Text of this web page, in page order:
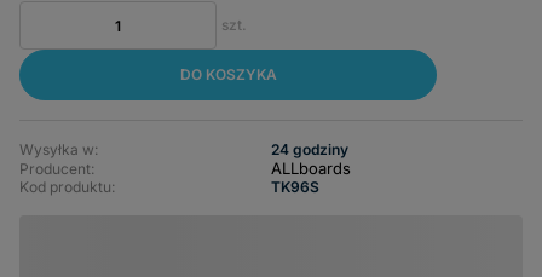
szt.
DO KOSZYKA
Wysyłka w:
24 godziny
Producent:
ALLboards
Kod produktu: TK96S